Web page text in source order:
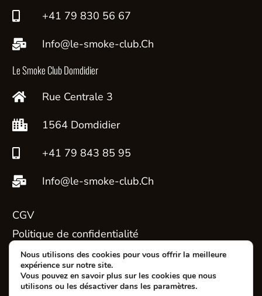
+41 79 830 56 67
Info@le-smoke-club.Ch
Le Smoke Club Domdidier
Rue Centrale 3
1564 Domdidier
+41 79 843 85 95
Info@le-smoke-club.Ch
CGV
Politique de confidentialité
Contact
Mon compte
Nous utilisons des cookies pour vous offrir la meilleure
expérience sur notre site.
Vous pouvez en savoir plus sur les cookies que nous
utilisons ou les désactiver dans les paramètres.